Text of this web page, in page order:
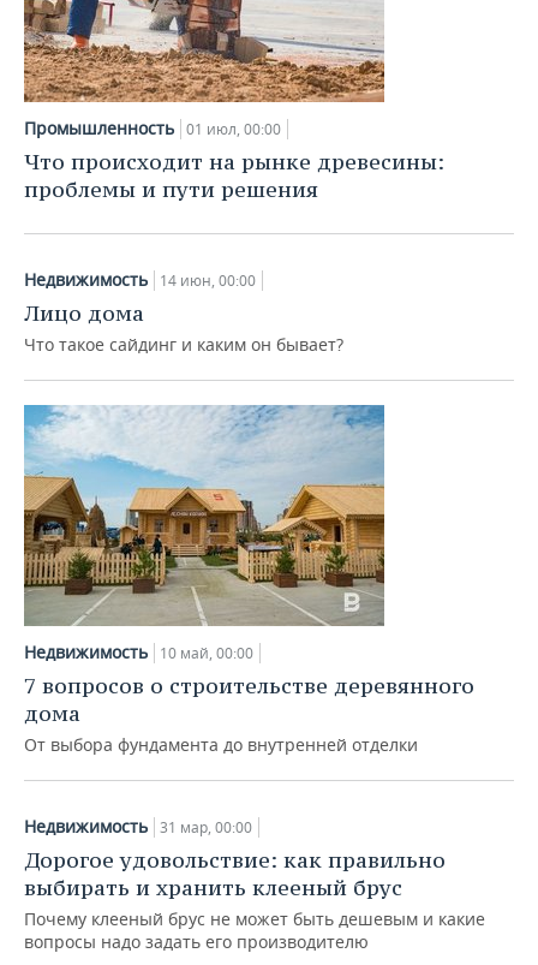
Промышленность 01 июл, 00:00
Что происходит на рынке древесины:
проблемы и пути решения
Недвижимость 14 июн, 00:00
Лицо дома
Что такое сайдинг и каким он бывает?
Недвижимость 10 май, 00:00
7 вопросов о строительстве деревянного
дома
От выбора фундамента до внутренней отделки
Недвижимость 31 мар, 00:00
Дорогое удовольствие: как правильно
выбирать и хранить клееный брус
Почему клееный брус не может быть дешевым и какие
вопросы надо задать его производителю